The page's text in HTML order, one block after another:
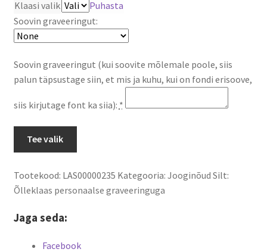
Klaasi valik
Puhasta
Soovin graveeringut:
Soovin graveeringut (kui soovite mõlemale poole, siis
palun täpsustage siin, et mis ja kuhu, kui on fondi erisoove,
siis kirjutage font ka siia): *
kogus
Tee valik
Tootekood: LAS00000235 Kategooria: Jooginõud Silt:
Õlleklaas personaalse graveeringuga
Jaga seda:
Facebook